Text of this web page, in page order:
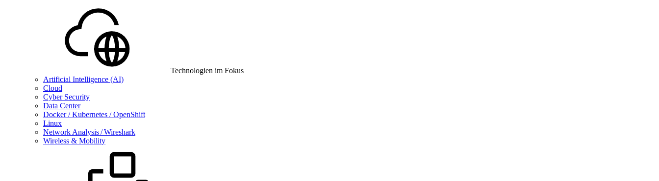
Technologien im Fokus
Artificial Intelligence (AI)
Cloud
Cyber Security
Data Center
Docker / Kubernetes / OpenShift
Linux
Network Analysis / Wireshark
Wireless & Mobility